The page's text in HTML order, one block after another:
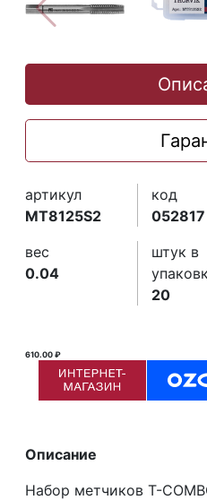
артикул
MT8125S2
код
052817
вес
0.04
штук в
20
610.00 ₽
Описание
Набор метчиков T-